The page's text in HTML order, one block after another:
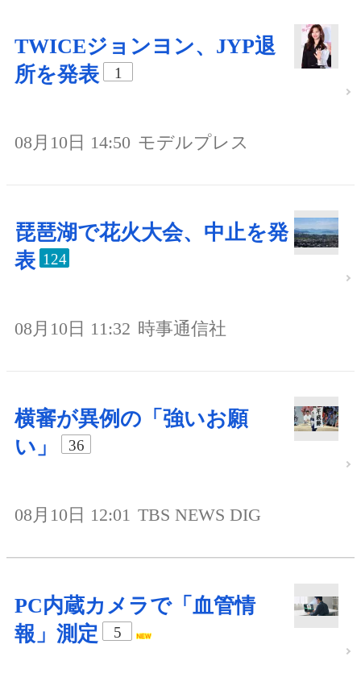
TWICEジョンヨン、JYP退
所を発表
1
08月10日 14:50 モデルプレス
琵琶湖で花火大会、中止を発
表 124
08月10日 11:32 時事通信社
横審が異例の「強いお願
い」
36
08月10日 12:01 TBS NEWS DIG
PC内蔵カメラで「血管情
報」測定
5